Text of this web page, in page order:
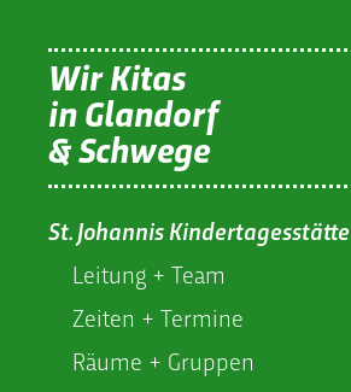
Wir Kitas
in Glandorf
& Schwege
St. Johannis Kindertagesstätte
Leitung + Team
Zeiten + Termine
Räume + Gruppen